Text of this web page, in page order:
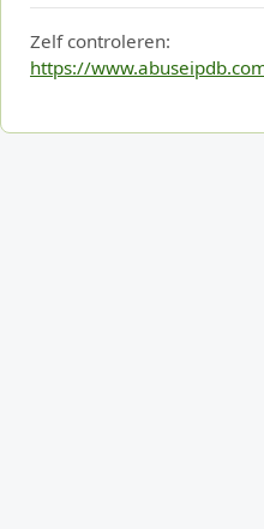
Zelf controleren:
https://